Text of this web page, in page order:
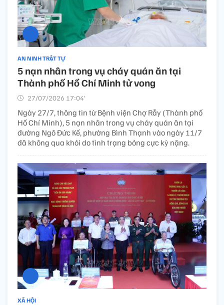
AN NINH TRẬT TỰ
5 nạn nhân trong vụ cháy quán ăn tại
Thành phố Hồ Chí Minh tử vong​
27/07/2026 17:04’
Ngày 27/7, thông tin từ Bệnh viện Chợ Rẫy (Thành phố
Hồ Chí Minh), 5 nạn nhân trong vụ cháy quán ăn tại
đường Ngô Đức Kế, phường Bình Thạnh vào ngày 11/7
đã không qua khỏi do tình trạng bỏng cực kỳ nặng.
XÃ HỘI